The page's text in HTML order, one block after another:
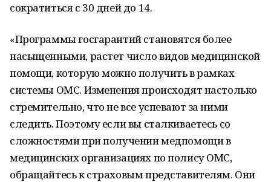
сократиться с 30 дней до 14.
«Программы госгарантий становятся более
насыщенными, растет число видов медицинской
помощи, которую можно получить в рамках
системы ОМС. Изменения происходят настолько
стремительно, что не все успевают за ними
следить. Поэтому если вы сталкиваетесь со
сложностями при получении медпомощи в
медицинских организациях по полису ОМС,
обращайтесь к страховым представителям. Они